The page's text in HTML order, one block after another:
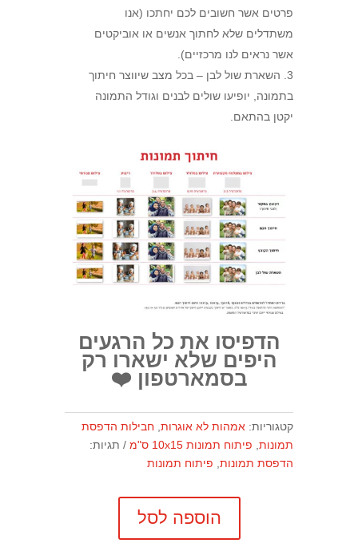
פרטים אשר חשובים לכם יחתכו (אנו
משתדלים שלא לחתוך אנשים או אוביקטים
אשר נראים לנו מרכזיים).
3. השארת שול לבן – בכל מצב שיווצר חיתוך
בתמונה, יופיעו שולים לבנים וגודל התמונה
יקטן בהתאם.
הדפיסו את כל הרגעים
היפים שלא ישארו רק
בסמארטפון ❤️
קטגוריות: אמהות לא אוגרות, חבילות הדפסת
תמונות, פיתוח תמונות 10x15 ס"מ
תגיות:
הדפסת תמונות, פיתוח תמונות
הוספה לסל